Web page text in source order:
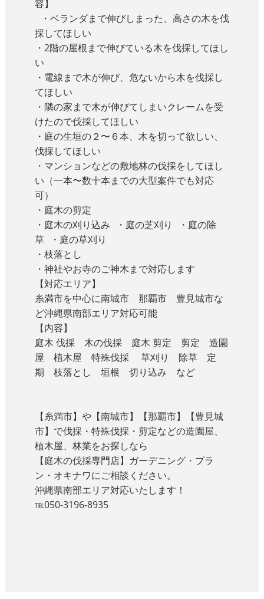
容】
・ベランダまで伸びしまった、高さの木を伐
採してほしい
・2階の屋根まで伸びている木を伐採してほし
い
・電線まで木が伸び、危ないから木を伐採し
てほしい
・隣の家まで木が伸びてしまいクレームを受
けたので伐採してほしい
・庭の生垣の２〜６本、木を切って欲しい、
伐採してほしい
・マンションなどの敷地林の伐採をしてほし
い（一本〜数十本までの大型案件でも対応
可）
・庭木の剪定
・庭木の刈り込み ・庭の芝刈り ・庭の除
草 ・庭の草刈り
・枝落とし
・神社やお寺のご神木まで対応します
【対応エリア】
糸満市を中心に南城市 那覇市 豊見城市な
ど沖縄県南部エリア対応可能
【内容】
庭木 伐採 木の伐採 庭木 剪定 剪定 造園
屋 植木屋 特殊伐採 草刈り 除草 定
期 枝落とし 垣根 切り込み など
【糸満市】や【南城市】【那覇市】【豊見城
市】で伐採・特殊伐採・剪定などの造園屋、
植木屋、林業をお探しなら
【庭木の伐採専門店】ガーデニング・プラ
ン・オキナワにご相談ください。
沖縄県南部エリア対応いたします！
℡050-3196-8935